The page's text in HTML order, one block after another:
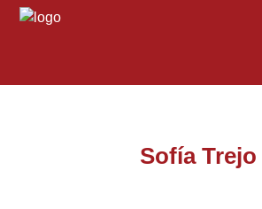
Sofía Trejo